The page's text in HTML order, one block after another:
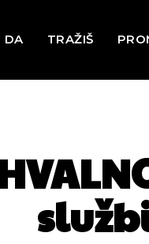
DA TRAŽIŠ